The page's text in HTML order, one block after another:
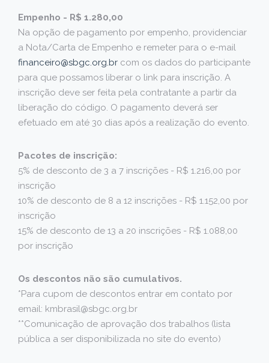
Empenho - R$ 1.280,00
Na opção de pagamento por empenho, providenciar
a Nota/Carta de Empenho e remeter para o e-mail
financeiro@sbgc.org.br com os dados do participante
para que possamos liberar o link para inscrição. A
inscrição deve ser feita pela contratante a partir da
liberação do código. O pagamento deverá ser
efetuado em até 30 dias após a realização do evento.
Pacotes de inscrição:
5% de desconto de 3 a 7 inscrições - R$ 1.216,00 por
inscrição
10% de desconto de 8 a 12 inscrições - R$ 1.152,00 por
inscrição
15% de desconto de 13 a 20 inscrições - R$ 1.088,00
por inscrição
Os descontos não são cumulativos.
*Para cupom de descontos entrar em contato por
email: kmbrasil@sbgc.org.br
**Comunicação de aprovação dos trabalhos (lista
pública a ser disponibilizada no site do evento)